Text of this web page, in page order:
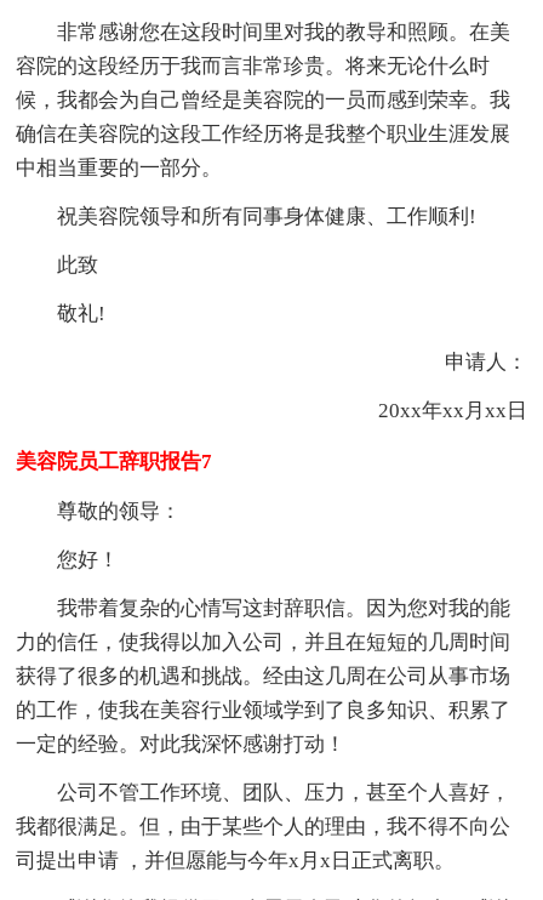
非常感谢您在这段时间里对我的教导和照顾。在美
容院的这段经历于我而言非常珍贵。将来无论什么时
候，我都会为自己曾经是美容院的一员而感到荣幸。我
确信在美容院的这段工作经历将是我整个职业生涯发展
中相当重要的一部分。
祝美容院领导和所有同事身体健康、工作顺利!
此致
敬礼!
申请人：
20xx年xx月xx日
美容院员工辞职报告7
尊敬的领导：
您好！
我带着复杂的心情写这封辞职信。因为您对我的能
力的信任，使我得以加入公司，并且在短短的几周时间
获得了很多的机遇和挑战。经由这几周在公司从事市场
的工作，使我在美容行业领域学到了良多知识、积累了
一定的经验。对此我深怀感谢打动！
公司不管工作环境、团队、压力，甚至个人喜好，
我都很满足。但，由于某些个人的理由，我不得不向公
司提出申请 ，并但愿能与今年x月x日正式离职。